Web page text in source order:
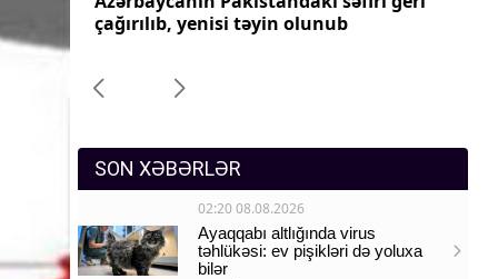
Mənəvi dəyərlər
çağırılıb, yenisi təyin olunub
SON XƏBƏRLƏR
02:20 08.08.2026
Ayaqqabı altlığında virus
təhlükəsi: ev pişikləri də yoluxa
bilər